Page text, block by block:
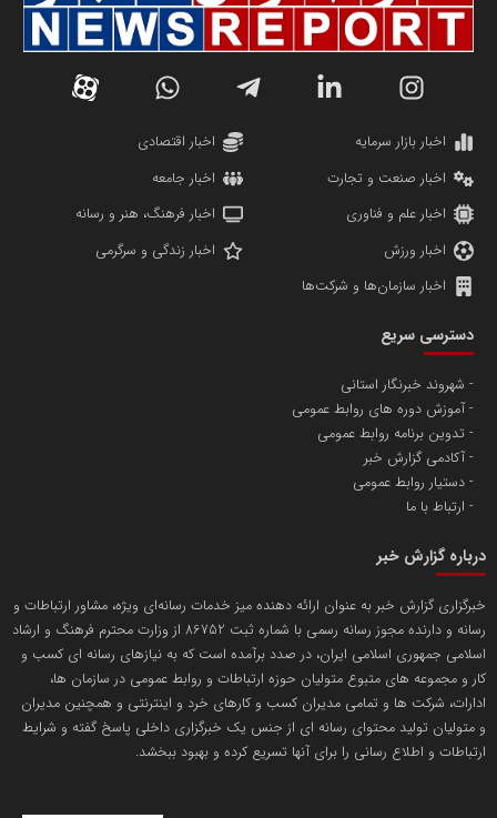
دانشگاه سئوی ایران
پایگاه اطلاع رسانی اعتلای نهادهای مردمی
پایگاه اطلاع رسانی دریا و نفت
سازمان صنعت،معدن و تجارت
تامین آهن اسفنجی تولیدکنندگان فولاد در کشور
تریبون
انتشار گسترده محتوا در رسانه گزارش خبر
مریم حاج نوروز نظری
مسعودصادقی
محمدعلی کرمعلی
اخبار بازار سرمایه
اخبار اقتصادی
اخبار صنعت و تجارت
اخبار جامعه
اخبار علم و فناوری
اخبار فرهنگ، هنر و رسانه
اخبار ورزش
اخبار زندگی و سرگرمی
اخبار سازمان‌ها و شرکت‌ها
دسترسی سریع
شهروند خبرنگار استانی
آموزش دوره های روابط عمومی
تدوین برنامه روابط عمومی
آکادمی گزارش خبر
دستیار روابط عمومی
ارتباط با ما
درباره گزارش خبر
خبرگزاری گزارش خبر به عنوان ارائه دهنده میز خدمات رسانه‌ای ویژه، مشاور ارتباطات و
رسانه و دارنده مجوز رسانه رسمی با شماره ثبت 86752 از وزارت محترم فرهنگ و ارشاد
اسلامی جمهوری اسلامی ایران، در صدد برآمده است که به نیازهای رسانه ای کسب و
کار و مجموعه های متبوع متولیان حوزه ارتباطات و روابط عمومی در سازمان ها،
ادارات، شرکت ها و تمامی مدیران کسب و کارهای خرد و اینترنتی و همچنین مدیران
و متولیان تولید محتوای رسانه ای از جنس یک خبرگزاری داخلی پاسخ گفته و شرایط
ارتباطات و اطلاع رسانی را برای آنها تسریع کرده و بهبود ببخشد.